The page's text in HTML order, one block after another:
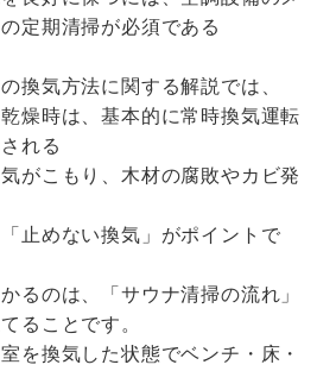
定期清掃が必須である
換気方法に関する解説では、
燥時は、基本的に常時換気運転
れる
がこもり、木材の腐敗やカビ発
止めない換気」がポイントで
るのは、「サウナ清掃の流れ」
ることです。
を換気した状態でベンチ・床・